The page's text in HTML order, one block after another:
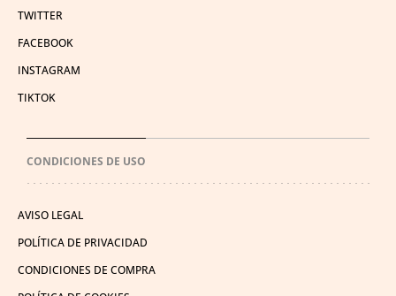
TWITTER
FACEBOOK
INSTAGRAM
TIKTOK
CONDICIONES DE USO
AVISO LEGAL
POLÍTICA DE PRIVACIDAD
CONDICIONES DE COMPRA